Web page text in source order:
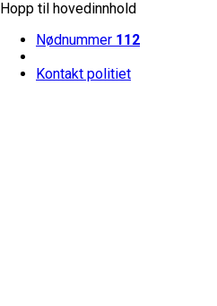
Hopp til hovedinnhold
Nødnummer 112
Kontakt politiet